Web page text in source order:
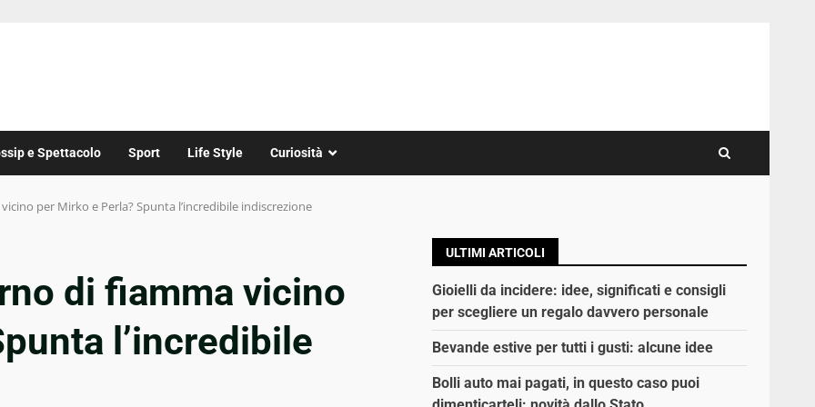
e Spettacolo Sport Life Style Curiosità
per Mirko e Perla? Spunta l’incredibile indiscrezione
di fiamma vicino
l’incredibile
ULTIMI ARTICOLI
Gioielli da incidere: idee, significati e consigli
per scegliere un regalo davvero personale
Bevande estive per tutti i gusti: alcune idee
Bolli auto mai pagati, in questo caso puoi